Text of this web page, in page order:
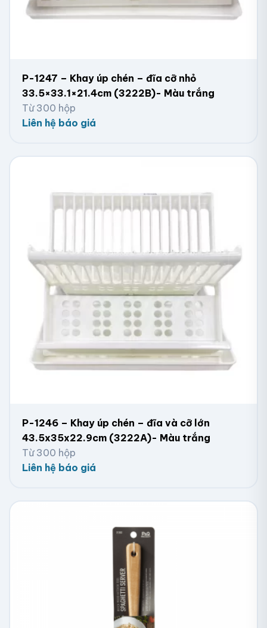
P-1247 – Khay úp chén – đĩa cỡ nhỏ
33.5×33.1×21.4cm (3222B)- Màu trắng
Từ 300 hộp
Liên hệ báo giá
P-1246 – Khay úp chén – đĩa và cỡ lớn
43.5x35x22.9cm (3222A)- Màu trắng
Từ 300 hộp
Liên hệ báo giá